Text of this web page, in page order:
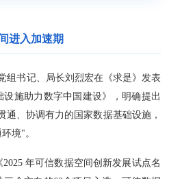
进入加速期
组书记、局长刘烈宏在《求是》发表
施助力数字中国建设》，明确提出
通、协调有力的国家数据基础设施，
境"。
年可信数据空间创新发展试点名